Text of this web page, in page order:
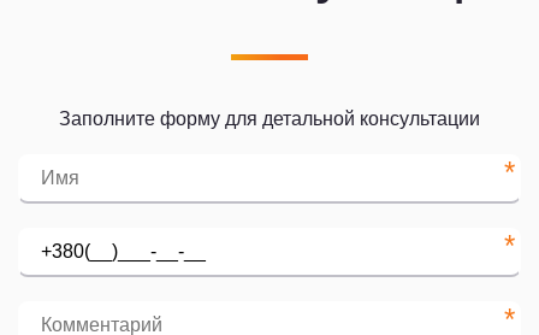
Заполните форму для детальной консультации
*
*
*